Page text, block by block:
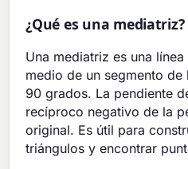
¿Qué es una mediatriz?
Una mediatriz es una
medio de un segmento de
90 grados. La pendiente
recíproco negativo de la
original. Es útil para
triángulos y encontrar